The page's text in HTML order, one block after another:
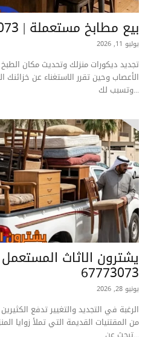
بيع مطابخ مستعملة | 67773073
يوليو 11, 2026
تجديد ديكورات منزلك وتحديث مكان
الأعصاب وحين تقرر الاستغناء عن
وتسبب لك...
يشترون الاثاث
67773073
يونيو 28, 2026
الرغبة في التجديد والتغيير تدفع
من المقتنيات القديمة التي تملأ زوايا